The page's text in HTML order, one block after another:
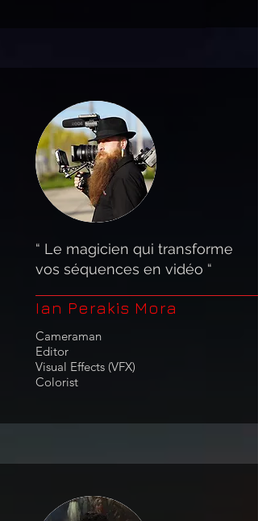
“ Le magicien qui transforme
vos séquences en vidéo “
Ian Perakis Mora
Cameraman
Editor
Visual Effects (VFX)
Colorist